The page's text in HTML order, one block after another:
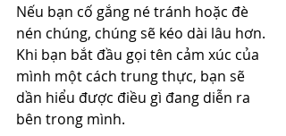
Nếu bạn cố gắng né tránh hoặc đè
nén chúng, chúng sẽ kéo dài lâu hơn.
Khi bạn bắt đầu gọi tên cảm xúc của
mình một cách trung thực, bạn sẽ
dần hiểu được điều gì đang diễn ra
bên trong mình.